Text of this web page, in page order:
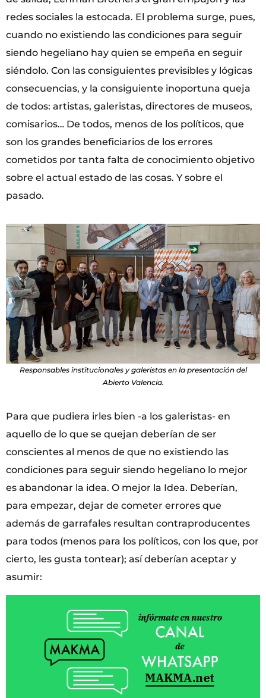
redes sociales la estocada. El problema surge, pues,
cuando no existiendo las condiciones para seguir
siendo hegeliano hay quien se empeña en seguir
siéndolo. Con las consiguientes previsibles y lógicas
consecuencias, y la consiguiente inoportuna queja
de todos: artistas, galeristas, directores de museos,
comisarios… De todos, menos de los políticos, que
son los grandes beneficiarios de los errores
cometidos por tanta falta de conocimiento objetivo
sobre el actual estado de las cosas. Y sobre el
pasado.
Responsables institucionales y galeristas en la presentación del
Abierto Valencia.
Para que pudiera irles bien -a los galeristas- en
aquello de lo que se quejan deberían de ser
conscientes al menos de que no existiendo las
condiciones para seguir siendo hegeliano lo mejor
es abandonar la idea. O mejor la Idea. Deberían,
para empezar, dejar de cometer errores que
además de garrafales resultan contraproducentes
para todos (menos para los políticos, con los que, por
cierto, les gusta tontear); así deberían aceptar y
asumir: